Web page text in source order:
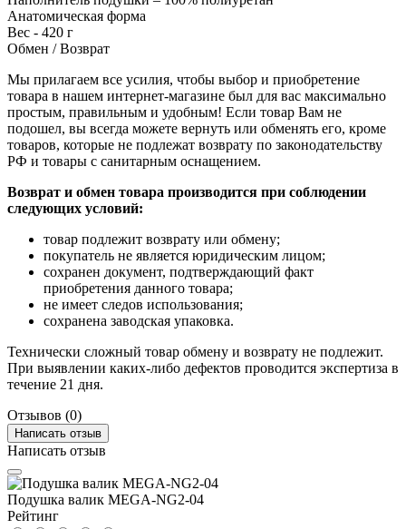
Анатомическая форма
Вес - 420 г
Обмен / Возврат
Мы прилагаем все усилия, чтобы выбор и приобретение
товара в нашем интернет-магазине был для вас максимально
простым, правильным и удобным! Если товар Вам не
подошел, вы всегда можете вернуть или обменять его, кроме
товаров, которые не подлежат возврату по законодательству
РФ и товары с санитарным оснащением.
Возврат и обмен товара производится при соблюдении
следующих условий:
товар подлежит возврату или обмену;
покупатель не является юридическим лицом;
сохранен документ, подтверждающий факт
приобретения данного товара;
не имеет следов использования;
сохранена заводская упаковка.
Технически сложный товар обмену и возврату не подлежит.
При выявлении каких-либо дефектов проводится экспертиза в
течение 21 дня.
Отзывов (0)
Написать отзыв
Написать отзыв
Подушка валик MEGA-NG2-04
Рейтинг